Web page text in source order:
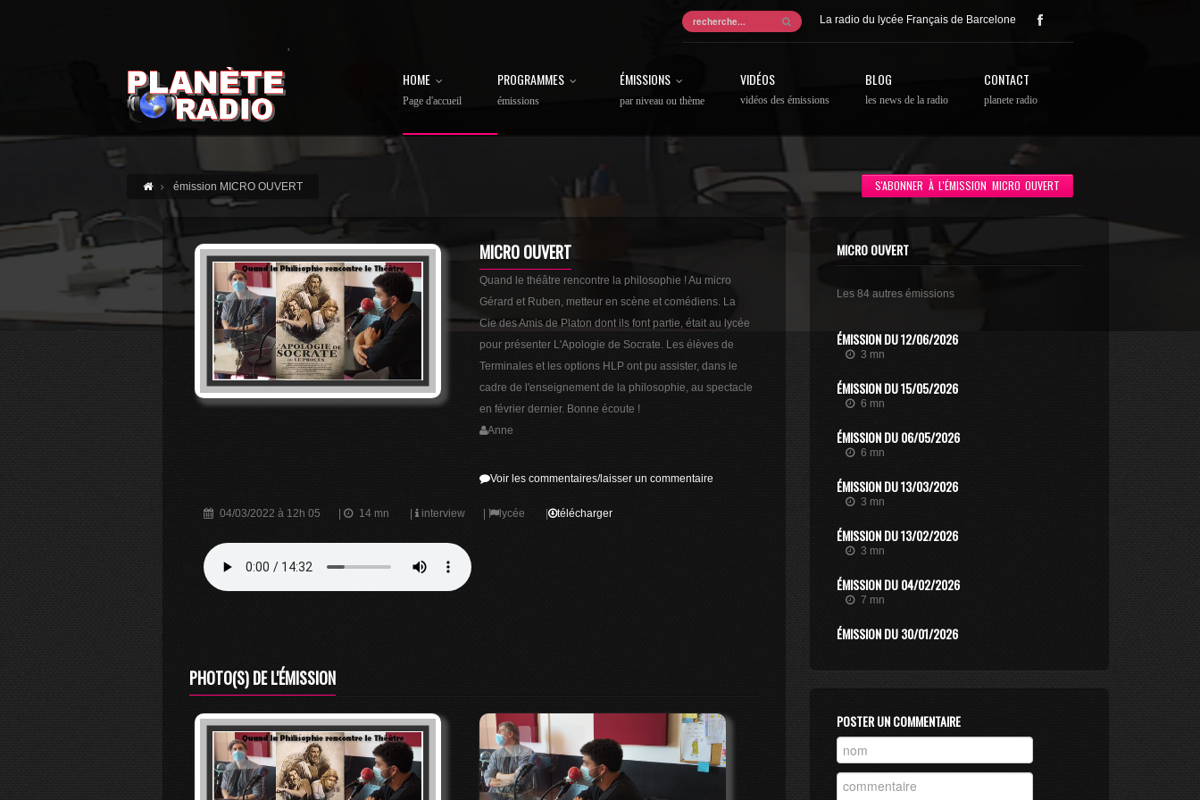
La radio du lycée Français de Barcelone
'
HOME
Page d'accueil
PROGRAMMES
émissions
ÉMISSIONS
par niveau ou thème
VIDÉOS
vidéos des émissions
BLOG
les news de la radio
CONTACT
planete radio
émission MICRO OUVERT S'ABONNER À L'ÉMISSION MICRO OUVERT
MICRO OUVERT
Quand le théâtre rencontre la philosophie ! Au micro
Gérard et Ruben, metteur en scène et comédiens. La
Cie des Amis de Platon dont ils font partie, était au lycée
pour présenter L'Apologie de Socrate. Les élèves de
Terminales et les options HLP ont pu assister, dans le
cadre de l'enseignement de la philosophie, au spectacle
en février dernier. Bonne écoute !
Anne
Voir les commentaires/laisser un commentaire
04/03/2022 à 12h 05 14 mn interview lycée | télécharger
PHOTO(S) DE L'ÉMISSION
MICRO OUVERT
Les 84 autres émissions
ÉMISSION DU 12/06/2026
3 mn
ÉMISSION DU 15/05/2026
6 mn
ÉMISSION DU 06/05/2026
6 mn
ÉMISSION DU 13/03/2026
3 mn
ÉMISSION DU 13/02/2026
3 mn
ÉMISSION DU 04/02/2026
7 mn
ÉMISSION DU 30/01/2026
ÉMISSION DU 07/11/2025
20 mn
ÉMISSION DU 23/06/2025
POSTER UN COMMENTAIRE